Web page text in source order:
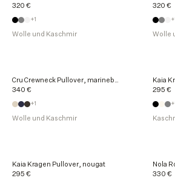
320 €
Wolle und Kaschmir
+1
320 €
Wolle
+1
340 €
Wolle und Kaschmir
+1
Kaia
295 €
+1
Kaia Kragen Pullover, nougat
295 €
Nola
330 €